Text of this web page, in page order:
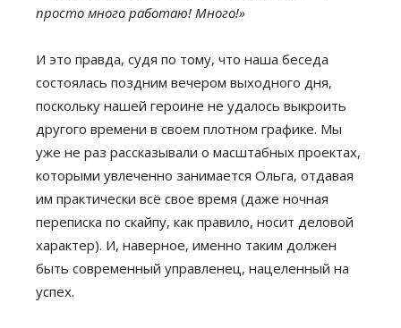
просто много работаю! Много!»
И это правда, судя по тому, что наша беседа
состоялась поздним вечером выходного дня,
поскольку нашей героине не удалось выкроить
другого времени в своем плотном графике. Мы
уже не раз рассказывали о масштабных проектах,
которыми увлеченно занимается Ольга, отдавая
им практически всё свое время (даже ночная
переписка по скайпу, как правило, носит деловой
характер). И, наверное, именно таким должен
быть современный управленец, нацеленный на
успех.